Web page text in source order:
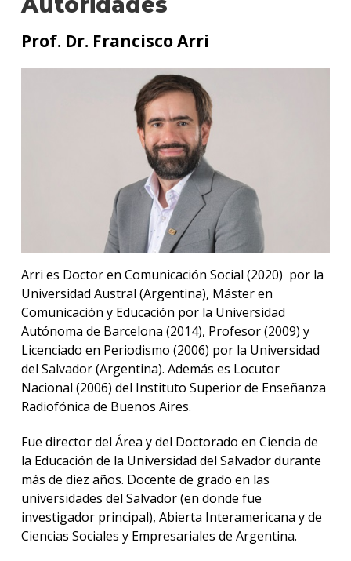
Prof. Dr. Francisco Arri
Arri es Doctor en Comunicación Social (2020) por la
Universidad Austral (Argentina), Máster en
Comunicación y Educación por la Universidad
Autónoma de Barcelona (2014), Profesor (2009) y
Licenciado en Periodismo (2006) por la Universidad
del Salvador (Argentina). Además es Locutor
Nacional (2006) del Instituto Superior de Enseñanza
Radiofónica de Buenos Aires.
Fue director del Área y del Doctorado en Ciencia de
la Educación de la Universidad del Salvador durante
más de diez años. Docente de grado en las
universidades del Salvador (en donde fue
investigador principal), Abierta Interamericana y de
Ciencias Sociales y Empresariales de Argentina.